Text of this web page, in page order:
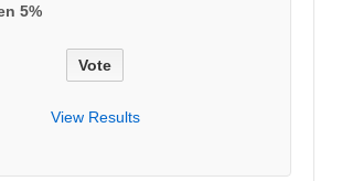
5%
View Results